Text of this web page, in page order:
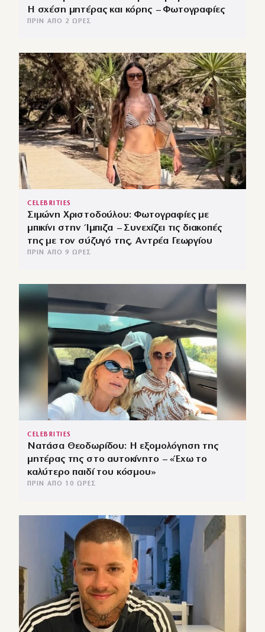
Η σχέση μητέρας και κόρης – Φωτογραφίες
ΠΡΙΝ ΑΠΌ 2 ΏΡΕΣ
CELEBRITIES
Σιμώνη Χριστοδούλου: Φωτογραφίες με
μπικίνι στην Ίμπιζα – Συνεχίζει τις διακοπές
της με τον σύζυγό της, Αντρέα Γεωργίου
ΠΡΙΝ ΑΠΌ 9 ΏΡΕΣ
CELEBRITIES
Νατάσα Θεοδωρίδου: Η εξομολόγηση της
μητέρας της στο αυτοκίνητο – «Έχω το
καλύτερο παιδί του κόσμου»
ΠΡΙΝ ΑΠΌ 10 ΏΡΕΣ